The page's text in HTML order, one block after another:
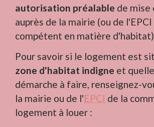
autorisation préalable de mise
auprès de la mairie (ou de
compétent en matière
Pour savoir si le logement est
zone d'habitat indigne et
démarche à faire, renseignez-
la mairie ou de l'EPCI de la
logement à louer :